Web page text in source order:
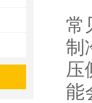
常
制
压
能